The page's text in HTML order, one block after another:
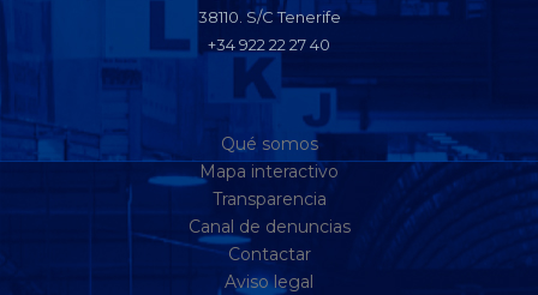
38110. S/C Tenerife
+34 922 22 27 40
Qué somos
Mapa interactivo
Transparencia
Canal de denuncias
Contactar
Aviso legal